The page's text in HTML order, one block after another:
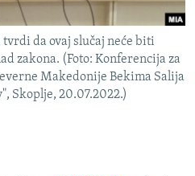
da ovaj slučaj neće biti
zakona. (Foto: Konferencija za
Makedonije Bekima Salija
Skoplje, 20.07.2022.)